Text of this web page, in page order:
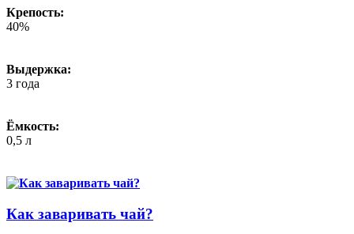
Крепость:
40%
Выдержка:
3 года
Ёмкость:
0,5 л
Как заваривать чай?